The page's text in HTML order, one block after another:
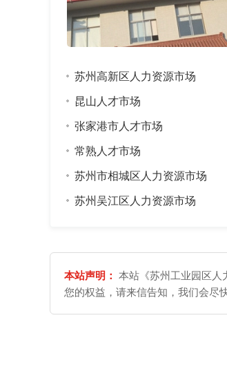
苏州高新区人力资源市场
昆山人才市场
张家港市人才市场
常熟人才市场
苏州市相城区人力资源市场
苏州吴江区人力资源市场
本站声明： 本站《苏州工业园区人
您的权益，请来信告知，我们会尽快